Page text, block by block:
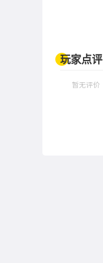
玩家点评
暂无评价